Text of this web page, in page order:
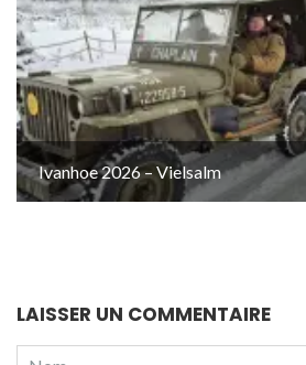
Ivanhoe 2026 – Vielsalm
LAISSER UN COMMENTAIRE